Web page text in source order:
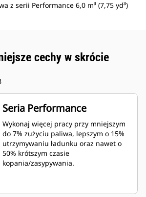
z serii Performance 6,0 m³ (7,75 yd³)
cechy w skrócie
Seria Performance
Wykonaj więcej pracy przy mniejszym
do 7% zużyciu paliwa, lepszym o 15%
utrzymywaniu ładunku oraz nawet o
50% krótszym czasie
kopania/zasypywania.